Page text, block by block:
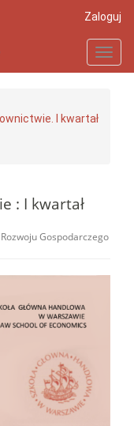
Zaloguj
I kwartał
: I kwartał
Gospodarczego